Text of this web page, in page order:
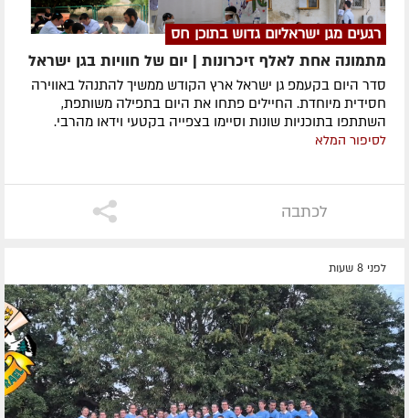
רגעים מגן ישראליום גדוש בתוכן חס
מתמונה אחת לאלף זיכרונות | יום של חוויות בגן ישראל
סדר היום בקעמפ גן ישראל ארץ הקודש ממשיך להתנהל באווירה
חסידית מיוחדת. החיילים פתחו את היום בתפילה משותפת,
השתתפו בתוכניות שונות וסיימו בצפייה בקטעי וידאו מהרבי.
לסיפור המלא
לכתבה
לפני 8 שעות